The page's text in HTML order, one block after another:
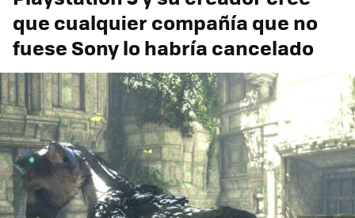
que cualquier compañía que no
fuese Sony lo habría cancelado